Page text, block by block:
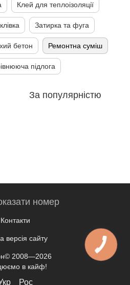
Клей для теплоізоляції
Затирка та фуга
бетон Ремонтна суміш
підлога
За популярністю
номер
Контакти
версія сайту
2008—2026
в кайф!
Рос